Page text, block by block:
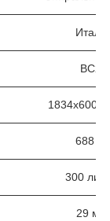
BC2S
688 л/
300
29